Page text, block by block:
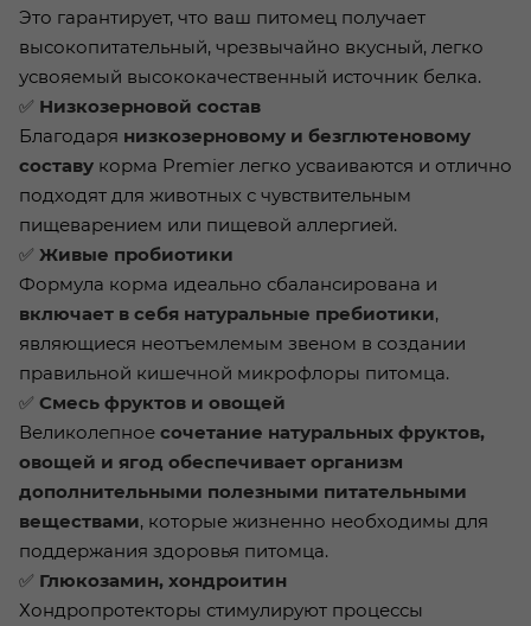
Это гарантирует, что ваш питомец получает
высокопитательный, чрезвычайно вкусный, легко
усвояемый высококачественный источник белка.
✅ Низкозерновой состав
Благодаря низкозерновому и безглютеновому
составу корма Premier легко усваиваются и отлично
подходят для животных с чувствительным
пищеварением или пищевой аллергией.
✅ Живые пробиотики
Формула корма идеально сбалансирована и
включает в себя натуральные пребиотики,
являющиеся неотъемлемым звеном в создании
правильной кишечной микрофлоры питомца.
✅ Смесь фруктов и овощей
Великолепное сочетание натуральных фруктов,
овощей и ягод обеспечивает организм
дополнительными полезными питательными
веществами, которые жизненно необходимы для
поддержания здоровья питомца.
✅ Глюкозамин, хондроитин
Хондропротекторы стимулируют процессы